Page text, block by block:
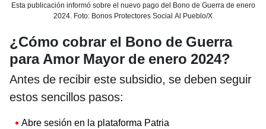
Esta publicación informó sobre el nuevo pago del Bono de Guerra de enero
2024. Foto: Bonos Protectores Social Al Pueblo/X
¿Cómo cobrar el Bono de Guerra
para Amor Mayor de enero 2024?
Antes de recibir este subsidio, se deben seguir
estos sencillos pasos:
Abre sesión en la plataforma Patria